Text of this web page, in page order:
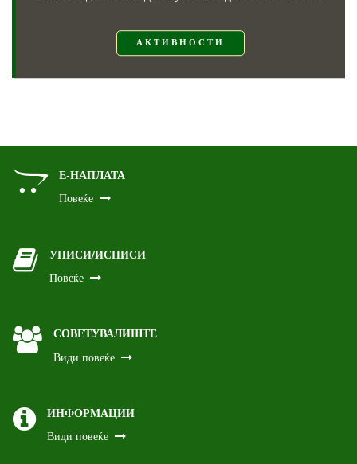
АКТИВНОСТИ
Е-НАПЛАТА
Повеќе
УПИСИ/ИСПИСИ
Повеќе
СОВЕТУВАЛИШТЕ
Види повеќе
ИНФОРМАЦИИ
Види повеќе